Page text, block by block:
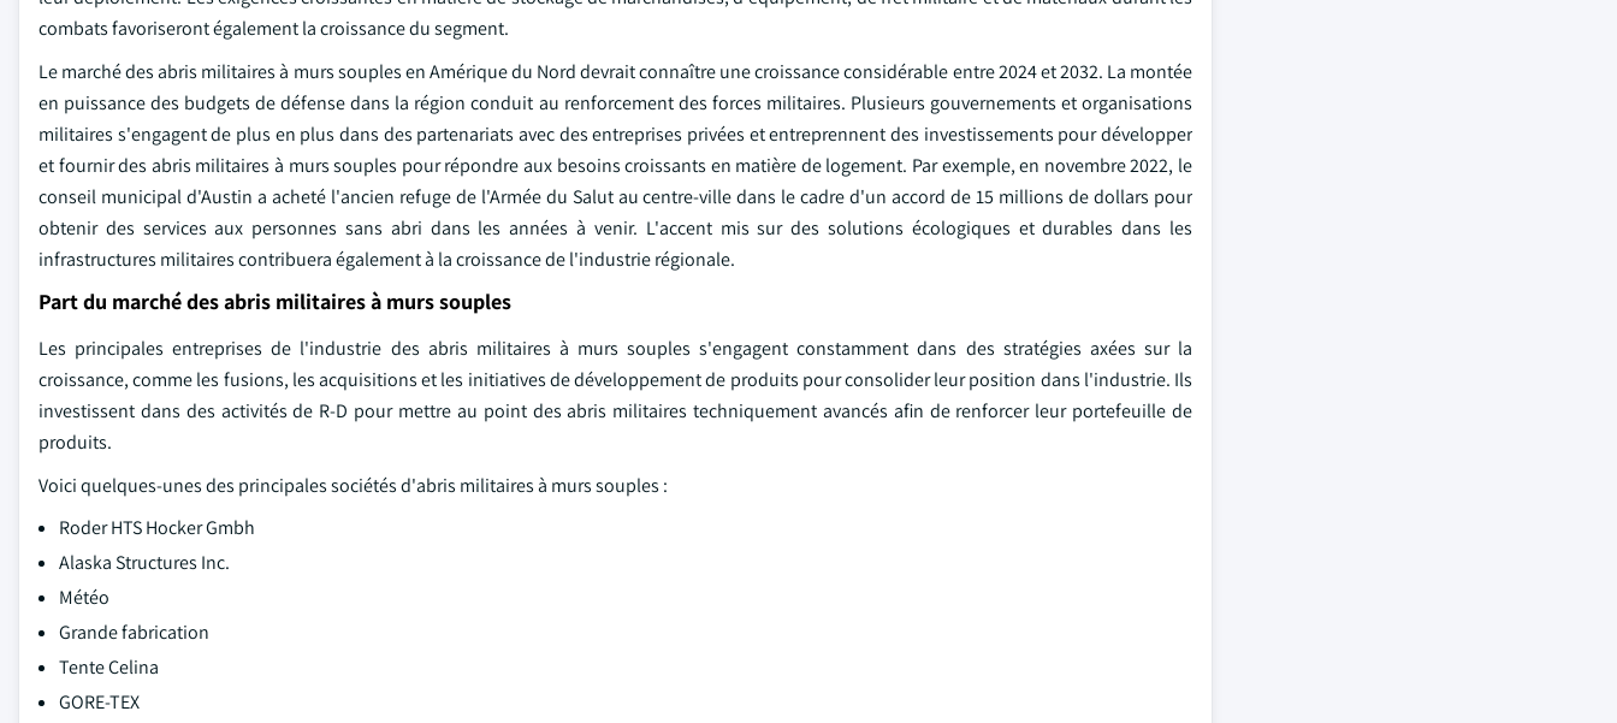
combats favoriseront également la croissance du segment.
Le marché des abris militaires à murs souples en Amérique du Nord devrait connaître une croissance considérable entre 2024 et 2032. La montée
en puissance des budgets de défense dans la région conduit au renforcement des forces militaires. Plusieurs gouvernements et organisations
militaires s'engagent de plus en plus dans des partenariats avec des entreprises privées et entreprennent des investissements pour développer
et fournir des abris militaires à murs souples pour répondre aux besoins croissants en matière de logement. Par exemple, en novembre 2022, le
conseil municipal d'Austin a acheté l'ancien refuge de l'Armée du Salut au centre-ville dans le cadre d'un accord de 15 millions de dollars pour
obtenir des services aux personnes sans abri dans les années à venir. L'accent mis sur des solutions écologiques et durables dans les
infrastructures militaires contribuera également à la croissance de l'industrie régionale.
Part du marché des abris militaires à murs souples
Les principales entreprises de l'industrie des abris militaires à murs souples s'engagent constamment dans des stratégies axées sur la
croissance, comme les fusions, les acquisitions et les initiatives de développement de produits pour consolider leur position dans l'industrie. Ils
investissent dans des activités de R-D pour mettre au point des abris militaires techniquement avancés afin de renforcer leur portefeuille de
produits.
Voici quelques-unes des principales sociétés d'abris militaires à murs souples :
Roder HTS Hocker Gmbh
Alaska Structures Inc.
Météo
Grande fabrication
Tente Celina
GORE-TEX